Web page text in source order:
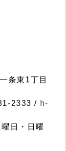
条東1丁目
2333 / h-
日・日曜